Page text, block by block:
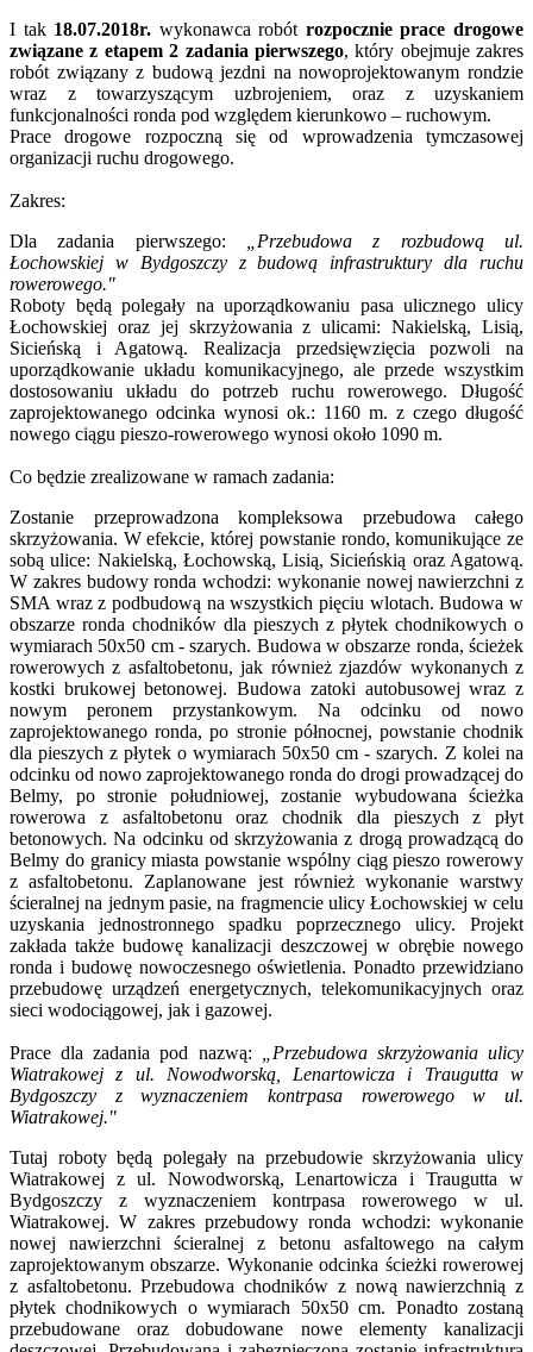
I tak 18.07.2018r. wykonawca robót rozpocznie prace drogowe
związane z etapem 2 zadania pierwszego, który obejmuje zakres
robót związany z budową jezdni na nowoprojektowanym rondzie
wraz z towarzyszącym uzbrojeniem, oraz z uzyskaniem
funkcjonalności ronda pod względem kierunkowo – ruchowym.
Prace drogowe rozpoczną się od wprowadzenia tymczasowej
organizacji ruchu drogowego.
Zakres:
Dla zadania pierwszego:
„Przebudowa z rozbudową ul.
Łochowskiej w Bydgoszczy z budową infrastruktury dla ruchu
rowerowego."
Roboty będą polegały na uporządkowaniu pasa ulicznego ulicy
Łochowskiej oraz jej skrzyżowania z ulicami: Nakielską, Lisią,
Sicieńską i Agatową. Realizacja przedsięwzięcia pozwoli na
uporządkowanie układu komunikacyjnego, ale przede wszystkim
dostosowaniu układu do potrzeb ruchu rowerowego. Długość
zaprojektowanego odcinka wynosi ok.: 1160 m. z czego długość
nowego ciągu pieszo-rowerowego wynosi około 1090 m.
Co będzie zrealizowane w ramach zadania:
Zostanie przeprowadzona kompleksowa przebudowa całego
skrzyżowania. W efekcie, której powstanie rondo, komunikujące ze
sobą ulice: Nakielską, Łochowską, Lisią, Sicieńskią oraz Agatową.
W zakres budowy ronda wchodzi: wykonanie nowej nawierzchni z
SMA wraz z podbudową na wszystkich pięciu wlotach. Budowa w
obszarze ronda chodników dla pieszych z płytek chodnikowych o
wymiarach 50x50 cm - szarych. Budowa w obszarze ronda, ścieżek
rowerowych z asfaltobetonu, jak również zjazdów wykonanych z
kostki brukowej betonowej. Budowa zatoki autobusowej wraz z
nowym peronem przystankowym. Na odcinku od nowo
zaprojektowanego ronda, po stronie północnej, powstanie chodnik
dla pieszych z płytek o wymiarach 50x50 cm - szarych. Z kolei na
odcinku od nowo zaprojektowanego ronda do drogi prowadzącej do
Belmy, po stronie południowej, zostanie wybudowana ścieżka
rowerowa z asfaltobetonu oraz chodnik dla pieszych z płyt
betonowych. Na odcinku od skrzyżowania z drogą prowadzącą do
Belmy do granicy miasta powstanie wspólny ciąg pieszo rowerowy
z asfaltobetonu. Zaplanowane jest również wykonanie warstwy
ścieralnej na jednym pasie, na fragmencie ulicy Łochowskiej w celu
uzyskania jednostronnego spadku poprzecznego ulicy. Projekt
zakłada także budowę kanalizacji deszczowej w obrębie nowego
ronda i budowę nowoczesnego oświetlenia. Ponadto przewidziano
przebudowę urządzeń energetycznych, telekomunikacyjnych oraz
sieci wodociągowej, jak i gazowej.
Prace dla zadania pod nazwą:
„Przebudowa skrzyżowania ulicy
Wiatrakowej z ul. Nowodworską, Lenartowicza i Traugutta w
Bydgoszczy z wyznaczeniem kontrpasa rowerowego w ul.
Wiatrakowej."
Tutaj roboty będą polegały na przebudowie skrzyżowania ulicy
Wiatrakowej z ul. Nowodworską, Lenartowicza i Traugutta w
Bydgoszczy z wyznaczeniem kontrpasa rowerowego w ul.
Wiatrakowej. W zakres przebudowy ronda wchodzi: wykonanie
nowej nawierzchni ścieralnej z betonu asfaltowego na całym
zaprojektowanym obszarze. Wykonanie odcinka ścieżki rowerowej
z asfaltobetonu. Przebudowa chodników z nową nawierzchnią z
płytek chodnikowych o wymiarach 50x50 cm. Ponadto zostaną
przebudowane oraz dobudowane nowe elementy kanalizacji